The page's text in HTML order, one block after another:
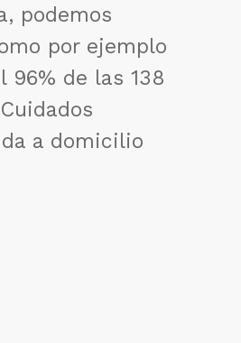
podemos
por ejemplo
96% de las 138
a domicilio